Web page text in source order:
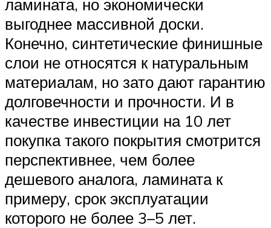
ламината, но экономически
выгоднее массивной доски.
Конечно, синтетические финишные
слои не относятся к натуральным
материалам, но зато дают гарантию
долговечности и прочности. И в
качестве инвестиции на 10 лет
покупка такого покрытия смотрится
перспективнее, чем более
дешевого аналога, ламината к
примеру, срок эксплуатации
которого не более 3–5 лет.